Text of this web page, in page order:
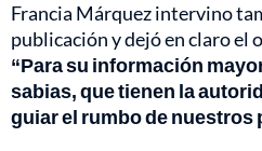
Francia Márquez intervino
publicación y dejó en claro el
“Para su información
sabias, que tienen la
guiar el rumbo de nuestros